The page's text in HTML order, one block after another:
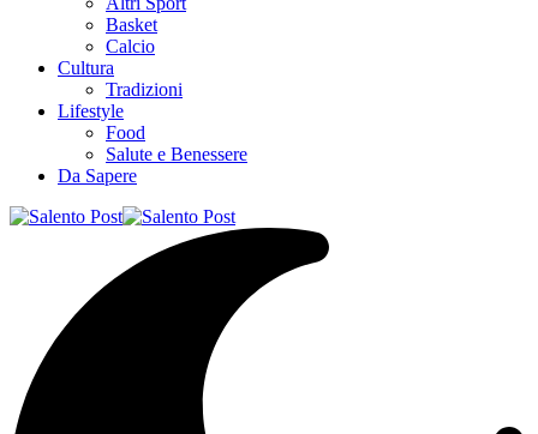
Basket
Calcio
Cultura
Tradizioni
Lifestyle
Food
Salute e Benessere
Da Sapere